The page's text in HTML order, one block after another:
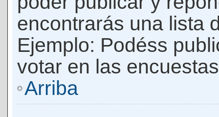
encontrarás una lista
Ejemplo: Podéss
votar en las
Arriba